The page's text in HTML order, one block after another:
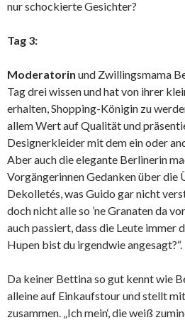
nur schockierte Gesichter?
Tag 3:
Moderatorin und Zwillingsmama
Tag drei wissen und hat von ihrer
erhalten, Shopping-Königin zu
allem Wert auf Qualität und
Designerkleider mit dem ein oder
Aber auch die elegante Berlinerin
Vorgängerinnen Gedanken über die
Dekolletés, was Guido gar nicht
doch nicht alle so ’ne Granaten da
auch passiert, dass die Leute immer
Hupen bist du irgendwie angesagt?“.
Da keiner Bettina so gut kennt wie
alleine auf Einkaufstour und stellt
zusammen. „Ich mein‘, die weiß